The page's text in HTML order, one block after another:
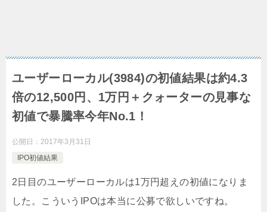
ユーザーローカル(3984)の初値結果は約4.3
倍の12,500円、1万円＋クォーターの見事な
初値で暴騰率今年No.1！
公開日： 2017年3月31日
IPO初値結果
2日目のユーザーローカルは1万円超えの初値になりま
した。こういうIPOは本当に公募で欲しいですね。